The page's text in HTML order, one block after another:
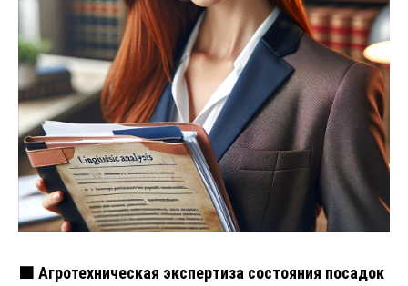
🟧 Агротехническая экспертиза состояния посадок